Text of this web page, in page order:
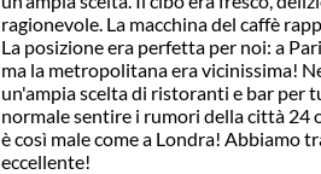
ragionevole. La macchina del caffè
La posizione era perfetta per noi: a
ma la metropolitana era vicinissima!
un'ampia scelta di ristoranti e bar per
normale sentire i rumori della città 24
è così male come a Londra! Abbiamo
eccellente!